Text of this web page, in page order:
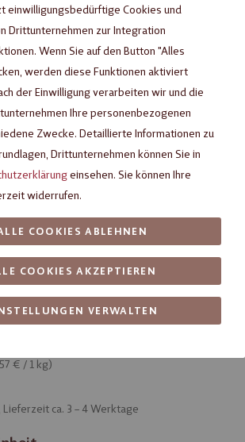
Schokolade Alles
(Kakao: 32% mindestens) dekoriert mit
€ / 1 kg)
ca. 3 – 4 Werktage
einwilligungsbedürftige Cookies und
Drittunternehmen zur Integration
Wenn Sie auf den Button "Alles
werden diese Funktionen aktiviert
der Einwilligung verarbeiten wir und die
Ihre personenbezogenen
Zwecke. Detaillierte Informationen zu
Drittunternehmen können Sie in
einsehen. Sie können Ihre
widerrufen.
VERWALTEN
COOKIES AKZEPTIEREN
COOKIES ABLEHNEN